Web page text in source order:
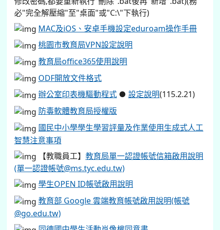
(單一認證帳號@ms.tyc.edu.tw)
學生OPEN ID帳號啟用說明
教育部 Google 雲端教育帳號啟用說明(帳號
@go.edu.tw)
同德國中學生活動肖像權同意書
12年國教專區
108課綱配套宣導資料.
桃園市12年國民基本教育資訊網
國中畢業生適性入學宣導
高中高職博覽會
教師專業發展